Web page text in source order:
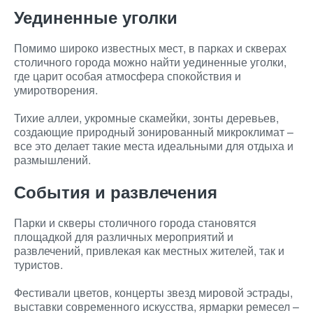
Уединенные уголки
Помимо широко известных мест, в парках и скверах
столичного города можно найти уединенные уголки,
где царит особая атмосфера спокойствия и
умиротворения.
Тихие аллеи, укромные скамейки, зонты деревьев,
создающие природный зонированный микроклимат –
все это делает такие места идеальными для отдыха и
размышлений.
События и развлечения
Парки и скверы столичного города становятся
площадкой для различных мероприятий и
развлечений, привлекая как местных жителей, так и
туристов.
Фестивали цветов, концерты звезд мировой эстрады,
выставки современного искусства, ярмарки ремесел –